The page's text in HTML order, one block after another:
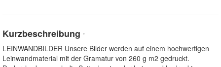
Kurzbeschreibung *
LEINWANDBILDER Unsere Bilder werden auf einem hochwertigen
Leinwandmaterial mit der Gramatur von 260 g m2 gedruckt.